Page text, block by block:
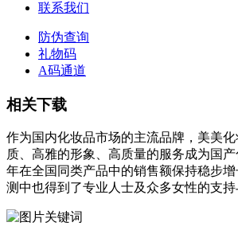
联系我们
防伪查询
礼物码
A码通道
相关下载
作为国内化妆品市场的主流品牌，美美
质、高雅的形象、高质量的服务成为国
年在全国同类产品中的销售额保持稳步
测中也得到了专业人士及众多女性的支持